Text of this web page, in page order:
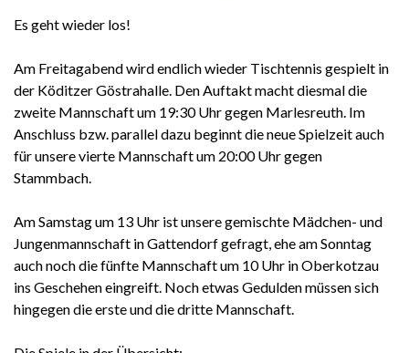
Es geht wieder los!
Am Freitagabend wird endlich wieder Tischtennis gespielt in
der Köditzer Göstrahalle. Den Auftakt macht diesmal die
zweite Mannschaft um 19:30 Uhr gegen Marlesreuth. Im
Anschluss bzw. parallel dazu beginnt die neue Spielzeit auch
für unsere vierte Mannschaft um 20:00 Uhr gegen
Stammbach.
Am Samstag um 13 Uhr ist unsere gemischte Mädchen- und
Jungenmannschaft in Gattendorf gefragt, ehe am Sonntag
auch noch die fünfte Mannschaft um 10 Uhr in Oberkotzau
ins Geschehen eingreift. Noch etwas Gedulden müssen sich
hingegen die erste und die dritte Mannschaft.